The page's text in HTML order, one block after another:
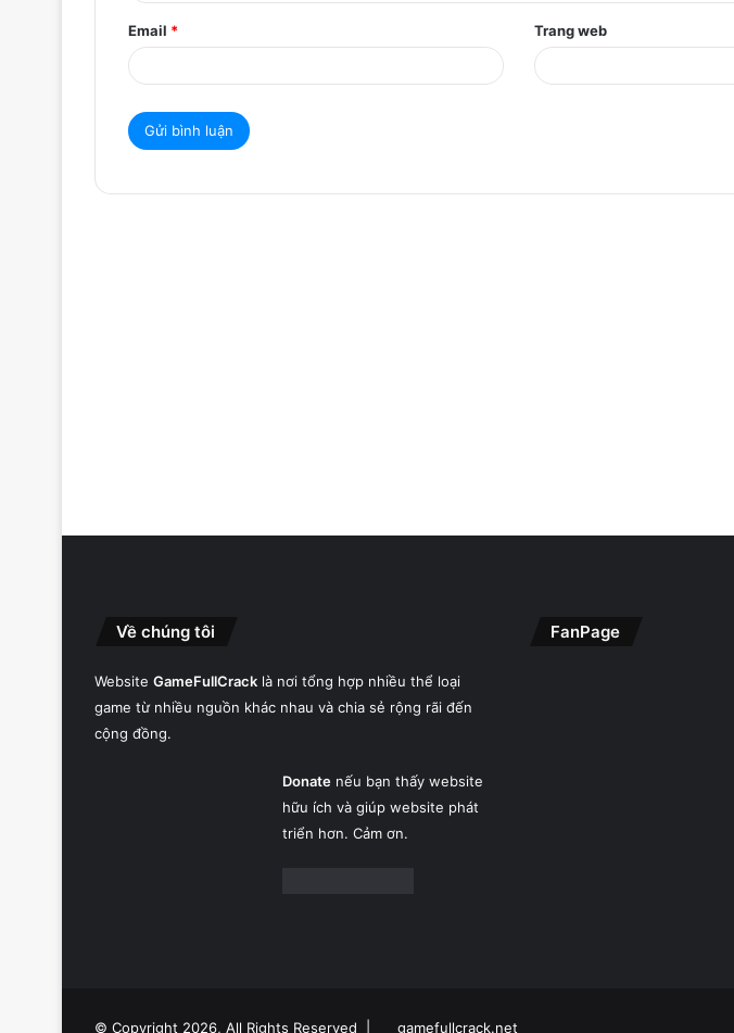
Email * Trang web
Về chúng tôi
Website GameFullCrack là nơi tổng hợp nhiều thể loại
game từ nhiều nguồn khác nhau và chia sẻ rộng rãi đến
cộng đồng.
Donatenếu bạn thấy website
hữu ích và giúp website phát
triển hơn. Cảm ơn.
FanPage
© Copyright 2026, All Rights Reserved | gamefullcrack.net